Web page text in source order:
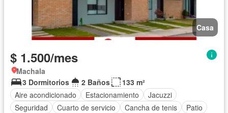
Casa
$ 1.500/mes
Machala
3 Dormitorios
2 Baños
133 m²
Aire acondicionado
Estacionamiento
Jacuzzi
Seguridad
Cuarto de servicio Cancha de tenis Patio